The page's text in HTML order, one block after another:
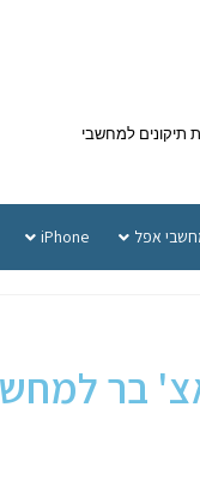
תיקונים למחשבי
אפל iPhone
בר